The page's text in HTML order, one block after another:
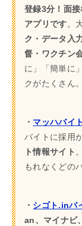
登録3分！面
アプリです。
ク・データ入
督・ワクチン
に」「簡単に
クがたくさん
・ マッハバイト
バイトに採用
ト情報サイト
もれなくどの
・ シゴト.inバ
an、マイナビ